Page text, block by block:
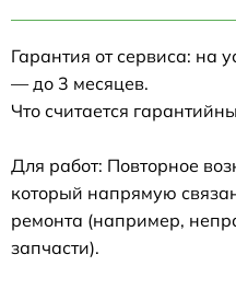
Гарантия от сервиса: на
— до 3 месяцев.
Что считается
Для работ: Повторное
который напрямую
ремонта (например,
запчасти).